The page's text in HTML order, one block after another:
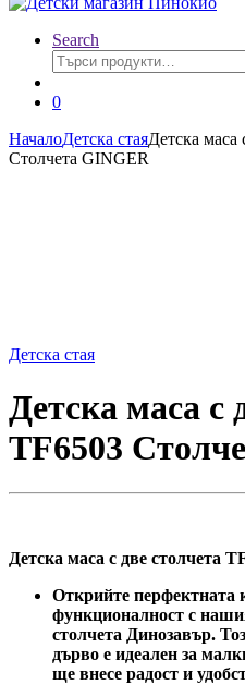
Search
Търсене
за:
0
НачалоДетска стаяДетска маса
Столчета GINGER
Детска стая
Детска маса с
TF6503
Детска маса с две столчета
Открийте перфектната
функционалност с
столчета Динозавър.
дърво е идеален за
ще внесе радост и